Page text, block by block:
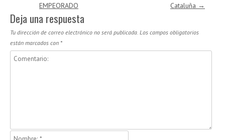
EMPEORADO
Cataluña →
Deja una respuesta
Tu dirección de correo electrónico no será publicada. Los campos obligatorios
están marcados con *